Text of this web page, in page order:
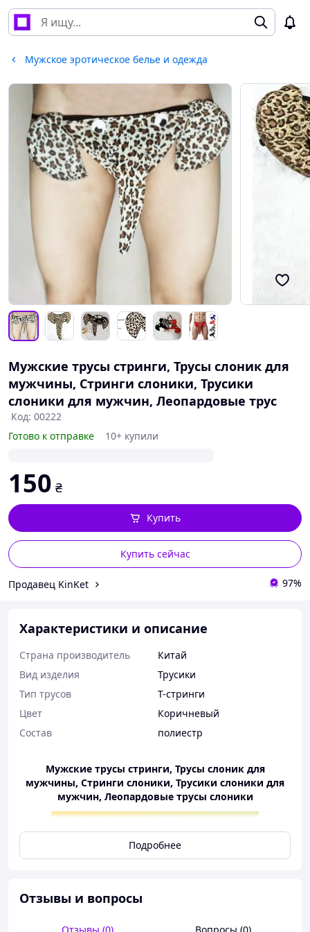
Мужское эротическое белье и одежда
Мужские трусы стринги, Трусы слоник для
мужчины, Стринги слоники, Трусики
слоники для мужчин, Леопардовые трус
Код: 00222
Готово к отправке
10+ купили
150 ₴
Купить сейчас
Купить
Продавец KinKet 97%
Характеристики и описание
Страна производитель
Китай
Вид изделия
Трусики
Тип трусов
T-стринги
Цвет
Коричневый
Состав
полиестр
Мужские трусы стринги, Трусы слоник для
мужчины, Стринги слоники, Трусики слоники для
мужчин, Леопардовые трусы слоники
Эротические мужские трусы Playful Elephants –
идеальный выбор, чтобы удивить партнершу и
Подробнее
Отзывы и вопросы